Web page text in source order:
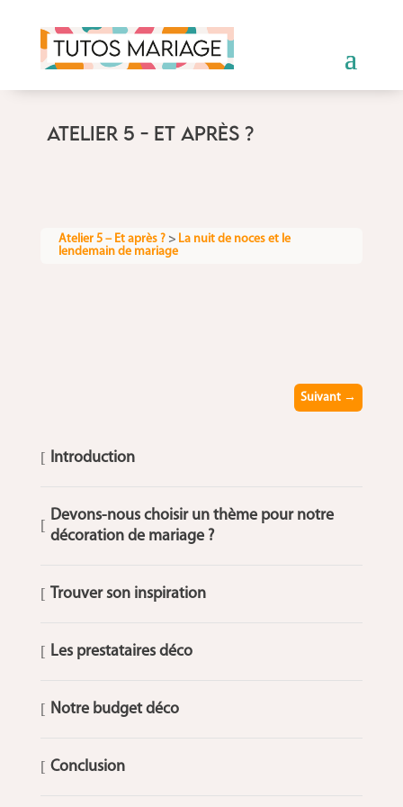
ATELIER 5 - ET APRÈS ?
Atelier 5 – Et après ?> La nuit de noces et le
lendemain de mariage
Suivant →
[ Introduction
[
Devons-nous choisir un thème pour notre
décoration de mariage ?
[ Trouver son inspiration
[ Les prestataires déco
[ Notre budget déco
[ Conclusion